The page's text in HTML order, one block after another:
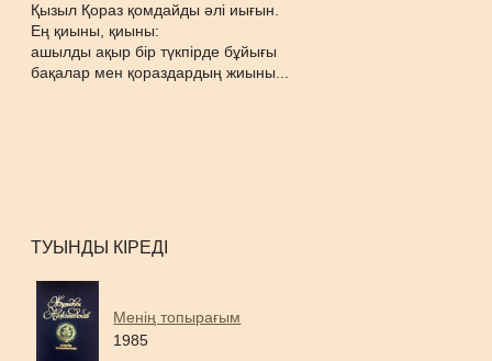
Қызыл Қораз қомдайды әлі иығын.
Ең қиыны, қиыны:
ашылды ақыр бір түкпірде бұйығы
бақалар мен қораздардың жиыны...
ТУЫНДЫ КІРЕДІ
Менің топырағым
1985